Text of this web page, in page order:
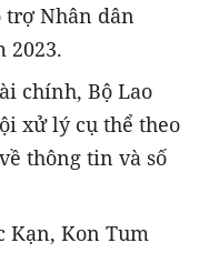
trợ Nhân dân
2023.
chính, Bộ Lao
xử lý cụ thể theo
thông tin và số
Kạn, Kon Tum